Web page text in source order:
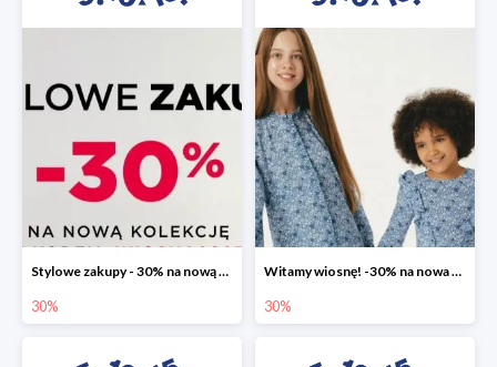
Stylowe zakupy - 30% na nową kolekcję
30%
Witamy wiosnę! -30% na nowa kolekcję
30%